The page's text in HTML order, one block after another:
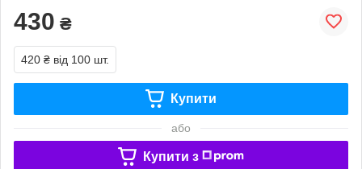
430 ₴
420 ₴ від 100 шт.
Купити
або
Купити з